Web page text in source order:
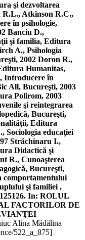
şi dezvoltarea
R.L., Atkinson R.C.,
în psihologie,
Banciu D.,
şi familia, Editura
A., Psihologia
2002 Doron R.,
Humanitas,
Introducere în
All, Bucureşti, 2003
Polirom, 2003
şi reintegrarea
Bucureşti,
Editura
Sociologia educaţiei
Străchinaru I.,
Didactică şi
R., Cunoaşterea
Bucureşti,
comportamentului
şi familiei ,
In: ROLUL
FACTORILOR DE
Alina Mădălina
522_a_875]